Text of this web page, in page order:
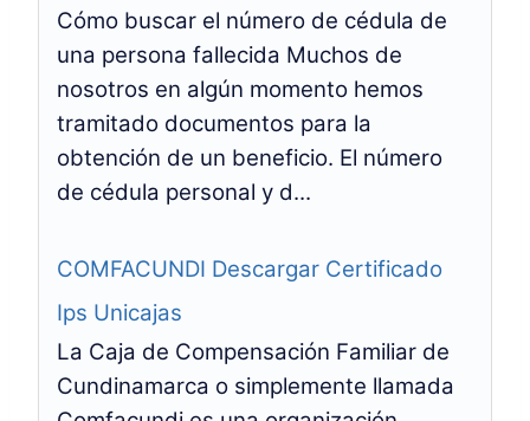
Cómo buscar el número de cédula de
una persona fallecida Muchos de
nosotros en algún momento hemos
tramitado documentos para la
obtención de un beneficio. El número
de cédula personal y d...
COMFACUNDI Descargar Certificado
Ips Unicajas
La Caja de Compensación Familiar de
Cundinamarca o simplemente llamada